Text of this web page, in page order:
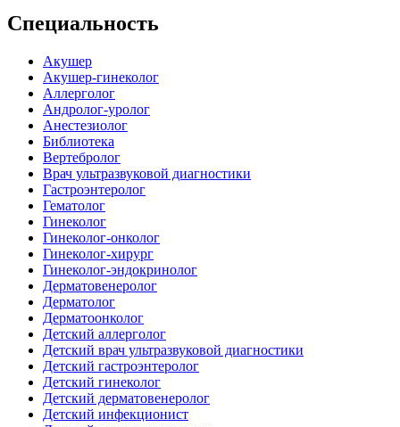
Специальность
Акушер
Акушер-гинеколог
Аллерголог
Андролог-уролог
Анестезиолог
Библиотека
Вертебролог
Врач ультразвуковой диагностики
Гастроэнтеролог
Гематолог
Гинеколог
Гинеколог-онколог
Гинеколог-хирург
Гинеколог-эндокринолог
Дерматовенеролог
Дерматолог
Дерматоонколог
Детский аллерголог
Детский врач ультразвуковой диагностики
Детский гастроэнтеролог
Детский гинеколог
Детский дерматовенеролог
Детский инфекционист